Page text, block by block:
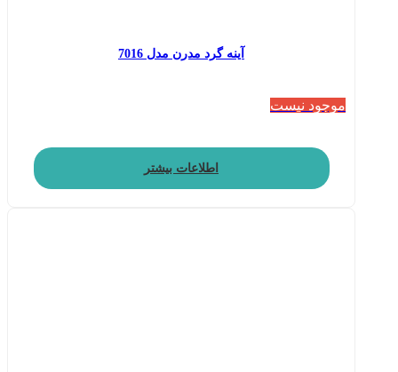
آینه گرد مدرن مدل 7016
موجود نیست
اطلاعات بیشتر